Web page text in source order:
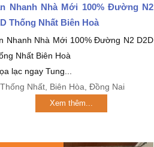
Nhanh Nhà Mới 100% Đường N2
Thống Nhất Biên Hoà
Nhanh Nhà Mới 100% Đường N2 D2D
Nhất Biên Hoà
lạc ngay Tung...
Thống Nhất, Biên Hòa, Đồng Nai
Xem thêm...